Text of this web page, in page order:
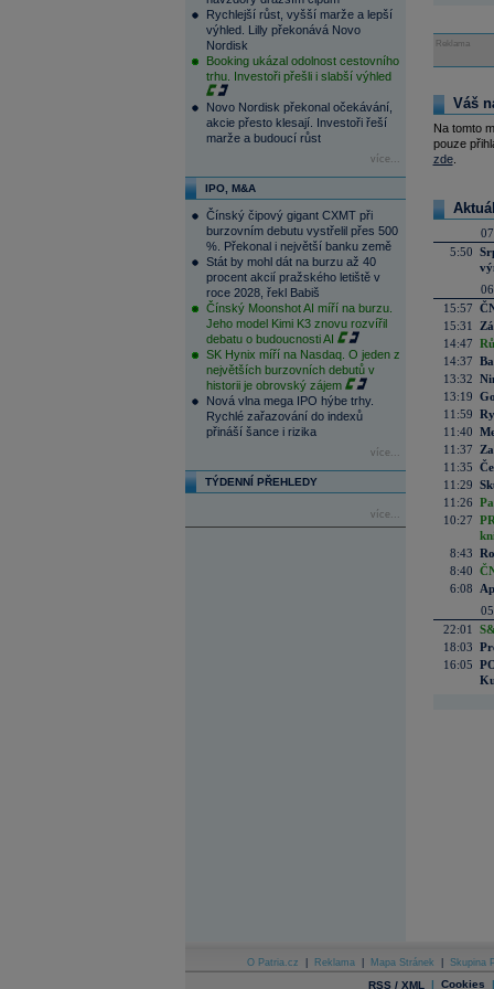
Rychlejší růst, vyšší marže a lepší
výhled. Lilly překonává Novo
Nordisk
Booking ukázal odolnost cestovního
trhu. Investoři přešli i slabší výhled
Novo Nordisk překonal očekávání,
akcie přesto klesají. Investoři řeší
marže a budoucí růst
více...
IPO, M&A
Čínský čipový gigant CXMT při
burzovním debutu vystřelil přes 500
%. Překonal i největší banku země
Stát by mohl dát na burzu až 40
procent akcií pražského letiště v
roce 2028, řekl Babiš
Čínský Moonshot AI míří na burzu.
Jeho model Kimi K3 znovu rozvířil
debatu o budoucnosti AI
SK Hynix míří na Nasdaq. O jeden z
největších burzovních debutů v
historii je obrovský zájem
Nová vlna mega IPO hýbe trhy.
Rychlé zařazování do indexů
přináší šance i rizika
více...
TÝDENNÍ PŘEHLEDY
více...
Reklama
Váš
Na tomto
pouze
zde.
5:50
15:57
15:31
14:47
14:37
13:32
13:19
11:59
11:40
11:37
11:35
11:29
11:26
10:27
8:43
8:40
6:08
22:01
18:03
16:05
O Patria.cz Reklama Mapa Stránek Skupina
RSS / XML | Cookies |